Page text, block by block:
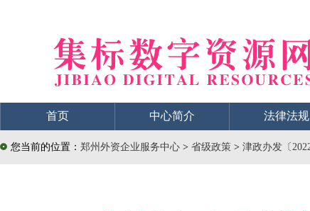
首页 中心简介 法律法规
您当前的位置： 郑州外资企业服务中心 > 省级政策 > 津政办发〔